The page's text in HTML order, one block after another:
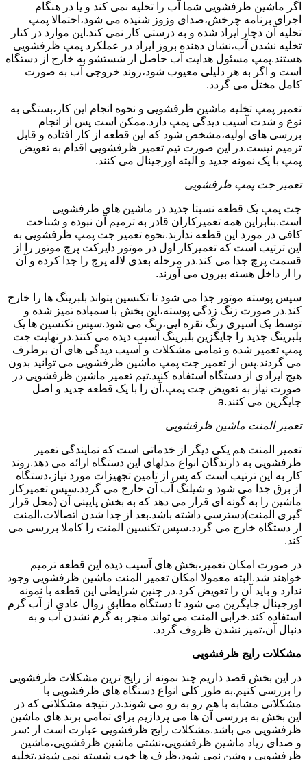
اگر ماشین ظرفشویی شما آب را تخلیه نمی کند و یا در هنگام
اجرای برنامه چرخش،صدای وزوز شنیده می شود،احتمالا پمپ
تخلیه آن دچار ایراد شده و به درستی کار نمی کند.این موارد در کنار
تخلیه نشدن آب،نشان دهنده بروز ایراد در عملکرد پمپ ظرفشویی
هستند.پمپ مسئول هدایت آب حاصل از شستشو به خارج از دستگاه
است و اگر به هر دلیلی معیوب شود،روند خروجی آب به صورت
کامل مختل می گردد.
تعمیر پمپ تخلیه ماشین ظرفشویی و نحوه انجام این کار،بستگی به
نوع و شدت آسیب دیدگی پمپ دارد.ممکن است پس از انجام
بررسی های اولیه،مشخص شود که این قطعه از کار افتاده و قابل
ترمیم نیست.در این صورت تیم تعمیر ظرفشویی اقدام به تعویض
پمپ با یک نمونه جدید و البته اورجینال می کنند.
تعمیر جت پمپ ظرفشویی
جت پمپ یک قطعه نسبتا جدید در ماشین های ظرفشویی
است.بنابراین همه تعمیرکاران قادر به ترمیم آن نبوده و شناخت
کافی در مورد این قطعه ندارند.نحوه تعمیر جت پمپ ظرفشویی به
این ترتیب است که تعمیرکار اول در موتور دایرکت پرچ موتور را از
قسمت پرچ جدا می کند.در مرحله بعدی لاله پرچ را جدا کرده و آن
را از داخل هسته بیرون می آورند.
سپس پوسته موتور جدا می شود تا تکنسین بتواند بلبرینگ ها را خارج
کند.در صورت زنگ زدگی پوسته،این بخش با سمباده تمیز شده و
توسط یک اسپری رنگ نقره ایی،رنگ می شود.سپس تکنسین ها یک
بلبرینگ جدید را جایگزین بلبرینگ آسیب دیده می کنند.در نهایت جت
پمپ تعمیر شده و تمامی مشکلات و آسیب دیدگی های آن برطرف
می گردند.پس از تعمیر جت پمپ ماشین ظرفشویی می توانید بدون
هیچ ایرادی از دستگاه استفاده کنید.تیم تعمیر ماشین ظرفشویی در
صورت نیاز به تعویض جت پمپ،آن را با یک قطعه جدید و اصل
جایگزین می کنند.a
تعمیر المنت ماشین ظرفشویی
تعمیر المنت هم یکی دیگر از خدماتی است که نمایندگی تعمیر
ظرفشویی به دارندگان انواع مدلهای این دستگاه ارائه می دهد.روند
کار به این ترتیب است که پس از تامین تجهیزات مورد نیاز،دستگاه
از برق جدا می شود و شیلنگ آب آن خارج می گردد.سپس تعمیرکار
ماشین را به گونه ای قرار می دهد که به بخش پایینی آن (محل قرار
گیری المنت)دسترسی داشته باشد.بعد از جدا شدن اتصالات،المنت
از دستگاه خارج می گردد.سپس تکنسین المنت را کاملا بررسی می
کند.
در صورت امکان تعمیر،بخش های آسیب دیده این قطعه ترمیم
خواهند شد.البته معمولا امکان تعمیر المنت ماشین ظرفشویی وجود
ندارد و باید آن را تعویض کرد.در چنین شرایطی این قطعه با نمونه
اورجینال جایگزین می شود تا دستگاه مطابق روال عادی از آب گرم
استفاده کند.خرابی المنت می تواند منجر به گرم نشدن آب و به
دنبال آن،تمیز نشدن ظروف گردد.
مشکلات رایج ظرفشویی
در این بخش قصد داریم چند نمونه از رایج ترین مشکلات ظرفشویی
را بررسی کنیم.به طور کلی انواع دستگاه های ظرفشویی با
مشکلاتی مشابه با هم رو به رو می شوند.در نتیجه مشکلاتی که در
این بخش به بررسی آن ها می پردازیم برای تمامی برند های ماشین
ظرفشویی می باشد.مشکلات رایج ظرفشویی عبارت است از :سر
و صدای زیاد ماشین ظرفشویی،نشتی ماشین ظرفشویی،ماشین
ظرفشویی روشن نمی شود،ظرف ها خوب شسته نمی شوند،تخلیه